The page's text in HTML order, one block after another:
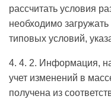
рассчитать условия
необходимо
типовых условий,
4. 4. 2. Информация,
учет изменений в
получена из